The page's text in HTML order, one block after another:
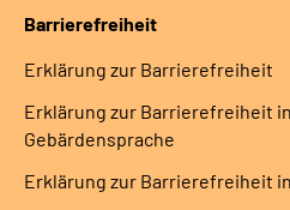
Barrierefreiheit
Erklärung zur Barrierefreiheit
Erklärung zur Barrierefreiheit
Gebärdensprache
Erklärung zur Barrierefreiheit